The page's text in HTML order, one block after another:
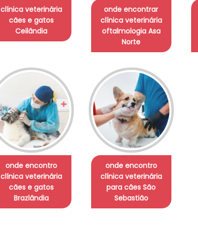
clínica veterinária
cães e gatos
Ceilândia
onde encontrar
clínica veterinária
oftalmologia Asa
Norte
onde encontro
clínica veterinária
cães e gatos
Brazlândia
onde encontro
clínica veterinária
para cães São
Sebastião